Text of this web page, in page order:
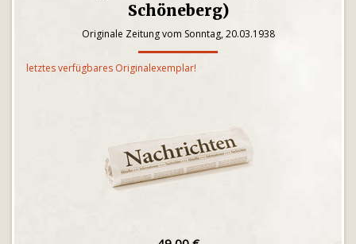
Schöneberg)
Originale Zeitung vom Sonntag, 20.03.1938
letztes verfügbares Originalexemplar!